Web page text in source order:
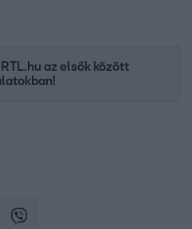
az elsők között